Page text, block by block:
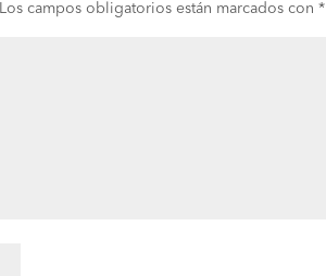
Los campos obligatorios están marcados con*